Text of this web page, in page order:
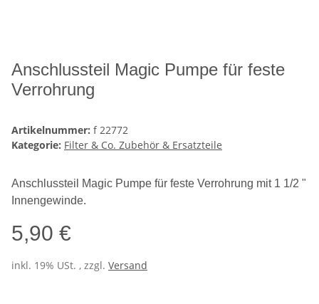
Anschlussteil Magic Pumpe für feste
Verrohrung
Artikelnummer: f 22772
Kategorie: Filter & Co. Zubehör & Ersatzteile
Anschlussteil Magic Pumpe für feste Verrohrung mit 1 1/2 "
Innengewinde.
5,90 €
inkl. 19% USt. , zzgl. Versand